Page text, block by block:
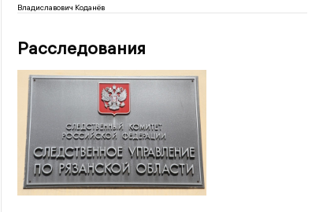
Владиславович Коданёв
Расследования